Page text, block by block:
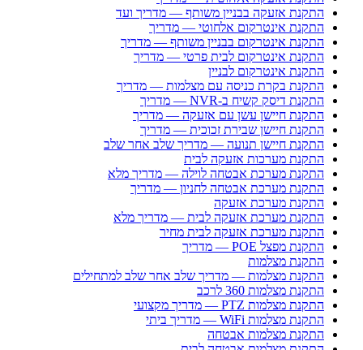
התקנת אזעקה בבניין משותף — מדריך ועד
התקנת אינטרקום אלחוטי — מדריך
התקנת אינטרקום בבניין משותף — מדריך
התקנת אינטרקום לבית פרטי — מדריך
התקנת אינטרקום לבניין
התקנת בקרת כניסה עם מצלמות — מדריך
התקנת דיסק קשיח ב-NVR — מדריך
התקנת חיישן עשן עם אזעקה — מדריך
התקנת חיישן שבירת זכוכית — מדריך
התקנת חיישן תנועה — מדריך שלב אחר שלב
התקנת מערכות אזעקה לבית
התקנת מערכת אבטחה לוילה — מדריך מלא
התקנת מערכת אבטחה לחניון — מדריך
התקנת מערכת אזעקה
התקנת מערכת אזעקה לבית — מדריך מלא
התקנת מערכת אזעקה לבית מחיר
התקנת מפצל POE — מדריך
התקנת מצלמות
התקנת מצלמות — מדריך שלב אחר שלב למתחילים
התקנת מצלמות 360 לרכב
התקנת מצלמות PTZ — מדריך מקצועי
התקנת מצלמות WiFi — מדריך ביתי
התקנת מצלמות אבטחה